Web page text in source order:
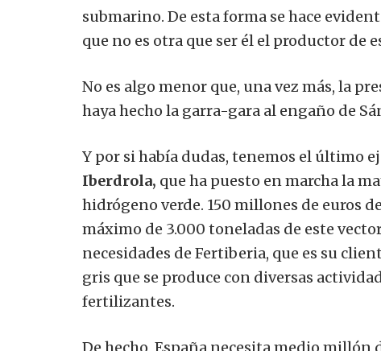
submarino. De esta forma se hace
que no es otra que ser él el productor de
No es algo menor que, una vez más, la
haya hecho la garra-gara al engaño de
Y por si había dudas, tenemos el último
Iberdrola, que ha puesto en marcha la
hidrógeno verde. 150 millones de euros
máximo de 3.000 toneladas de este
necesidades de Fertiberia, que es su
gris que se produce con diversas
fertilizantes.
De hecho, España necesita medio